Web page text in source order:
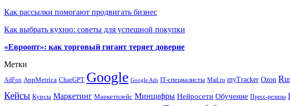
Как рассылки помогают продвигать бизнес
Как выбрать кухню: советы для успешной покупки
«Евроопт»: как торговый гигант теряет доверие
Метки
AdFox AppMetrica ChatGPT Google Google Ads IT-специалисты Mail.ru myTracker Ozon
Кейсы Курсы Маркетинг Маркетплейс Минцифры Нейросети Обучение Пресс-релизы